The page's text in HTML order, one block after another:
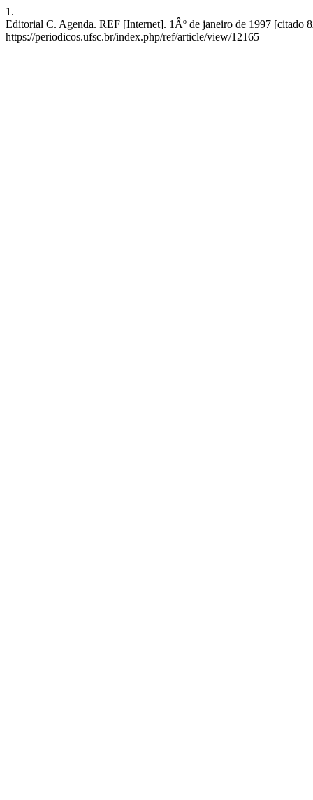
1.
Editorial C. Agenda. REF [Internet]. 1Âº de janeiro de 1997 [citado
https://periodicos.ufsc.br/index.php/ref/article/view/12165